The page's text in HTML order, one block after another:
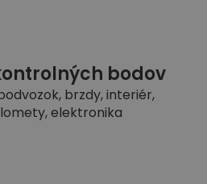
bodov
brzdy, interiér,
elektronika